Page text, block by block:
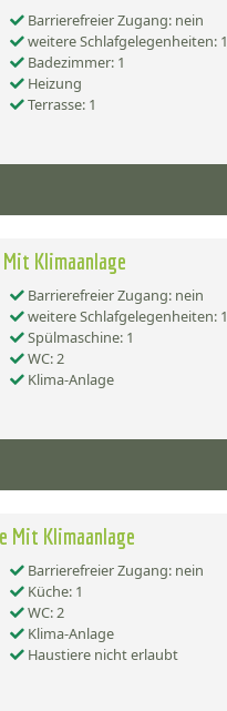
Barrierefreier Zugang: nein
weitere Schlafgelegenheiten: 1
Badezimmer: 1
Heizung
Terrasse: 1
Klimaanlage
Barrierefreier Zugang: nein
weitere Schlafgelegenheiten: 1
Spülmaschine: 1
WC: 2
Klima-Anlage
Mit Klimaanlage
Barrierefreier Zugang: nein
Küche: 1
WC: 2
Klima-Anlage
Haustiere nicht erlaubt